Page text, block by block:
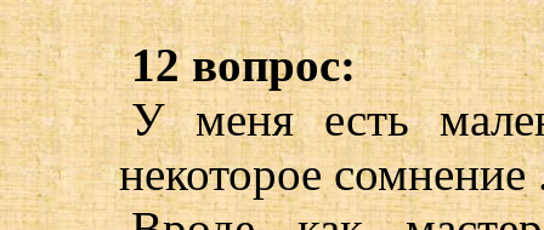
12 вопрос:
У меня есть
некоторое сомнение